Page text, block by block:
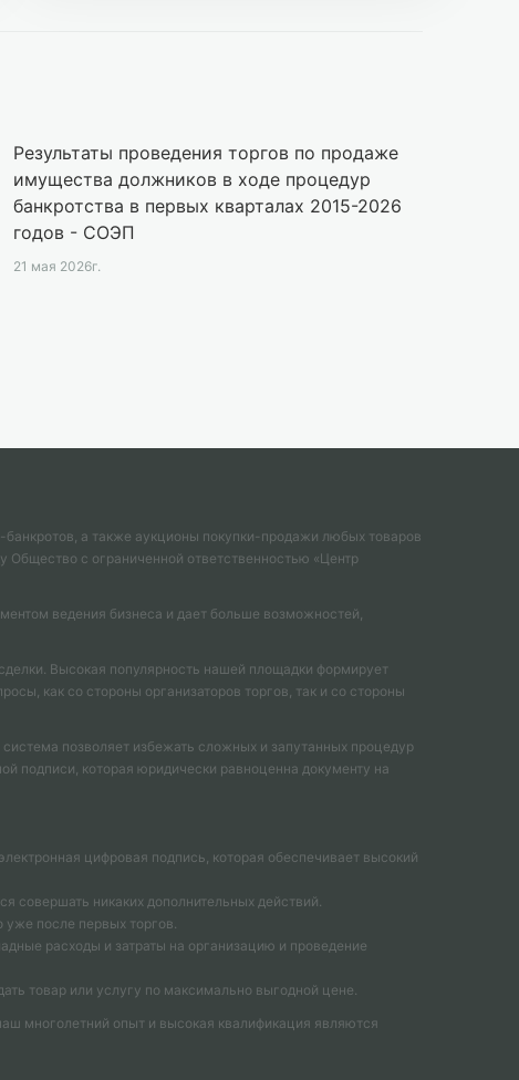
Результаты проведения торгов по продаже
имущества должников в ходе процедур
банкротства в первых кварталах 2015-2026
годов - СОЭП
21 мая 2026г.
а также аукционы покупки-продажи любых товаров
с ограниченной ответственностью «Центр
ведения бизнеса и дает больше возможностей,
Высокая популярность нашей площадки формирует
как со стороны организаторов торгов, так и со стороны
позволяет избежать сложных и запутанных процедур
подписи, которая юридически равноценна документу на
цифровая подпись, которая обеспечивает высокий
совершать никаких дополнительных действий.
уже после первых торгов.
расходы и затраты на организацию и проведение
товар или услугу по максимально выгодной цене.
многолетний опыт и высокая квалификация являются